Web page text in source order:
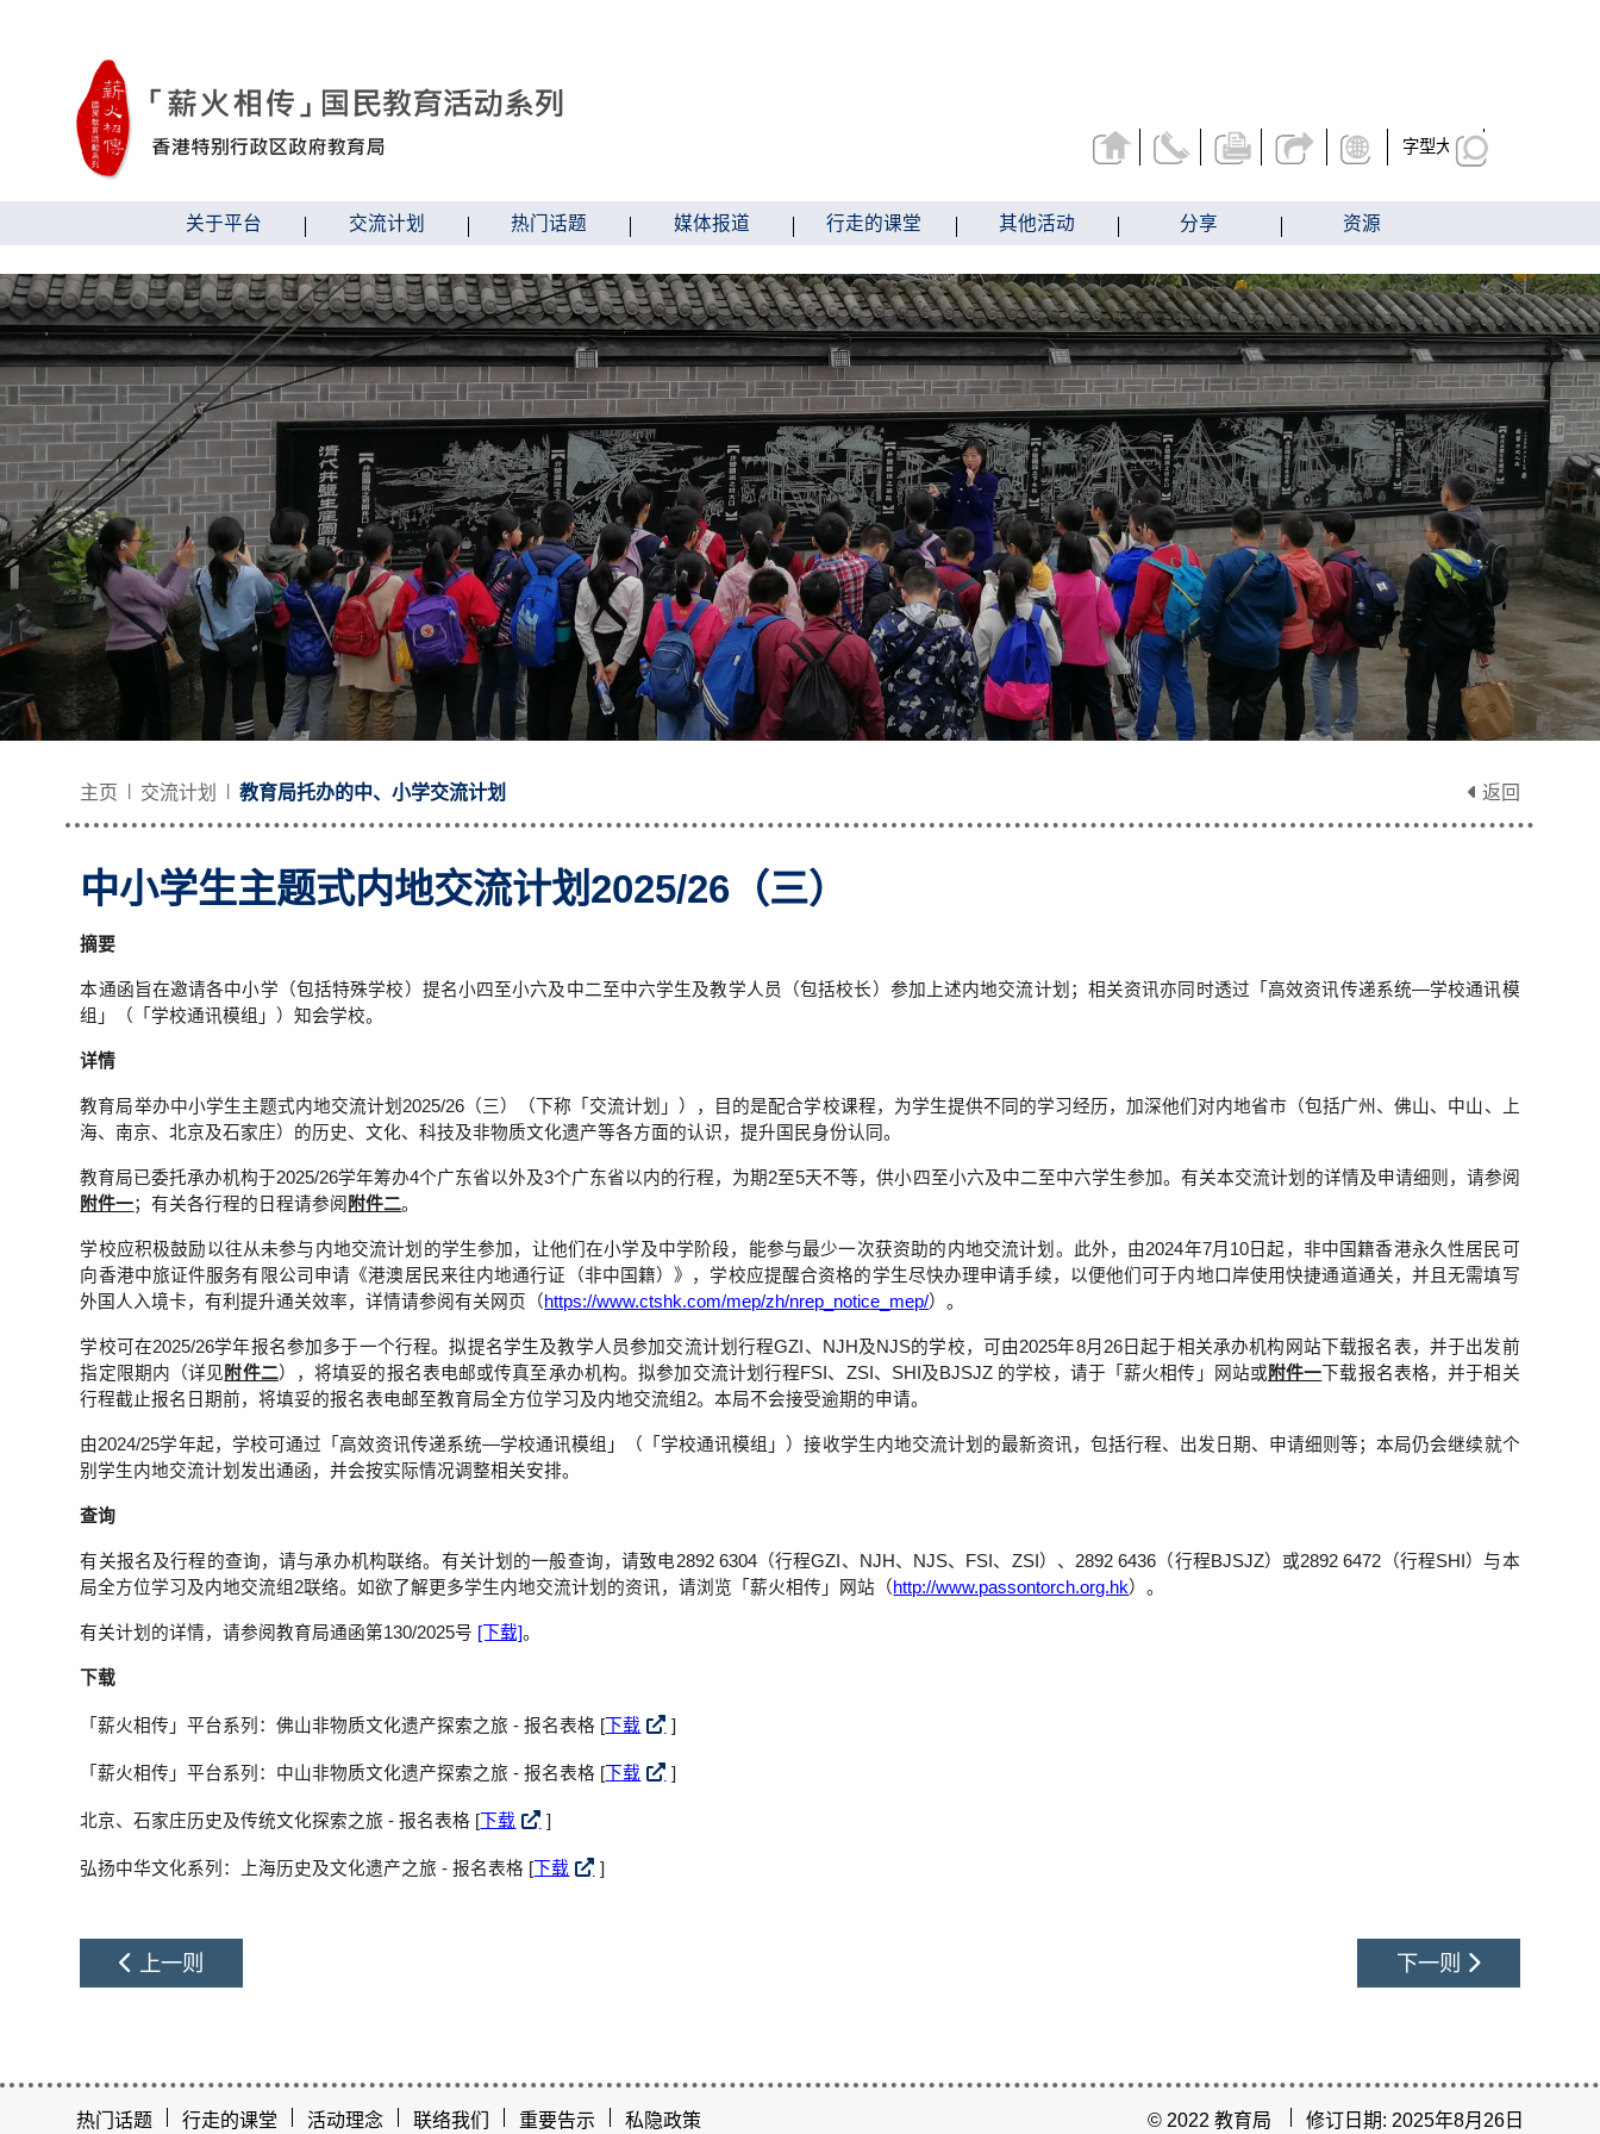
字型大小
关于平台 交流计划 热门话题 媒体报道 行走的课堂 其他活动 分享 资源
主页 交流计划 教育局托办的中、小学交流计划 返回
中小学生主题式内地交流计划2025/26（三）
摘要
本通函旨在邀请各中小学（包括特殊学校）提名小四至小六及中二至中六学生及教学人员（包括校长）参加上述内地交流计划；相关资讯亦同时透过「高效资讯传递系统—学校通讯模
组」（「学校通讯模组」）知会学校。
详情
教育局举办中小学生主题式内地交流计划2025/26（三）（下称「交流计划」），目的是配合学校课程，为学生提供不同的学习经历，加深他们对内地省市（包括广州、佛山、中山、上
海、南京、北京及石家庄）的历史、文化、科技及非物质文化遗产等各方面的认识，提升国民身份认同。
教育局已委托承办机构于2025/26学年筹办4个广东省以外及3个广东省以内的行程，为期2至5天不等，供小四至小六及中二至中六学生参加。有关本交流计划的详情及申请细则，请参阅
附件一；有关各行程的日程请参阅 附件二。
学校应积极鼓励以往从未参与内地交流计划的学生参加，让他们在小学及中学阶段，能参与最少一次获资助的内地交流计划。此外，由2024年7月10日起，非中国籍香港永久性居民可
向香港中旅证件服务有限公司申请《港澳居民来往内地通行证（非中国籍）》，学校应提醒合资格的学生尽快办理申请手续，以便他们可于内地口岸使用快捷通道通关，并且无需填写
外国人入境卡，有利提升通关效率，详情请参阅有关网页（ https://www.ctshk.com/mep/zh/nrep_notice_mep/）。
学校可在2025/26学年报名参加多于一个行程。拟提名学生及教学人员参加交流计划行程GZI、NJH及NJS的学校，可由2025年8月26日起于相关承办机构网站下载报名表，并于出发前
指定限期内（详见附件二），将填妥的报名表电邮或传真至承办机构。拟参加交流计划行程FSI、ZSI、SHI及BJSJZ 的学校，请于「薪火相传」网站或附件一下载报名表格，并于相关
行程截止报名日期前，将填妥的报名表电邮至教育局全方位学习及内地交流组2。本局不会接受逾期的申请。
由2024/25学年起，学校可通过「高效资讯传递系统—学校通讯模组」（「学校通讯模组」）接收学生内地交流计划的最新资讯，包括行程、出发日期、申请细则等；本局仍会继续就个
别学生内地交流计划发出通函，并会按实际情况调整相关安排。
查询
有关报名及行程的查询，请与承办机构联络。有关计划的一般查询，请致电2892 6304（行程GZI、NJH、NJS、FSI、ZSI）、2892 6436（行程BJSJZ）或2892 6472（行程SHI）与本
局全方位学习及内地交流组2联络。如欲了解更多学生内地交流计划的资讯，请浏览「薪火相传」网站（ http://www.passontorch.org.hk）。
有关计划的详情，请参阅教育局通函第130/2025号 [下载]。
下载
「薪火相传」平台系列：佛山非物质文化遗产探索之旅 - 报名表格 [下载 ]
「薪火相传」平台系列：中山非物质文化遗产探索之旅 - 报名表格 [下载 ]
北京、石家庄历史及传统文化探索之旅 - 报名表格 [下载 ]
弘扬中华文化系列：上海历史及文化遗产之旅 - 报名表格 [下载 ]
上一则 下一则
热门话题 行走的课堂 活动理念 联络我们 重要告示 私隐政策 © 2022 教育局 修订日期: 2025年8月26日